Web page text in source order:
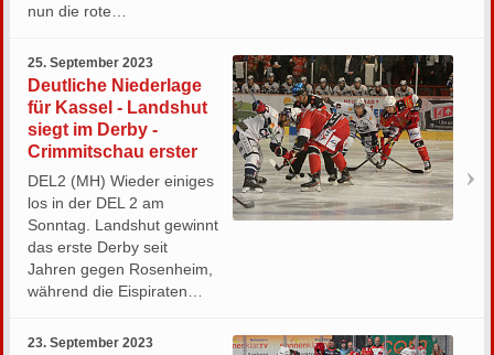
nun die rote…
25. September 2023
Deutliche Niederlage
für Kassel - Landshut
siegt im Derby -
Crimmitschau erster
DEL2 (MH) Wieder einiges
los in der DEL 2 am
Sonntag. Landshut gewinnt
das erste Derby seit
Jahren gegen Rosenheim,
während die Eispiraten…
23. September 2023